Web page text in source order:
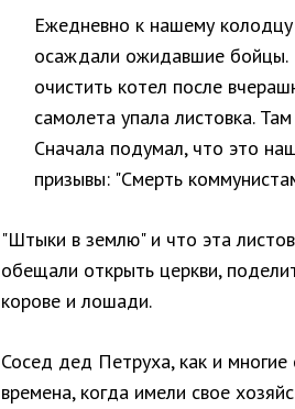
Ежедневно к нашему
осаждали ожидавшие
очистить котел после
самолета упала листовка.
Сначала подумал, что это
призывы: "Смерть
"Штыки в землю" и что эта
обещали открыть церкви,
корове и лошади.
Сосед дед Петруха, как и многие
времена, когда имели свое